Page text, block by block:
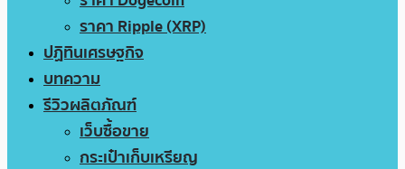
ราคา Ripple (XRP)
ปฏิทินเศรษฐกิจ
บทความ
รีวิวผลิตภัณฑ์
เว็บซื้อขาย
กระเป๋าเก็บเหรียญ